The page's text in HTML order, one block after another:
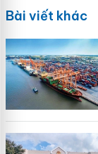
Bài viết khác